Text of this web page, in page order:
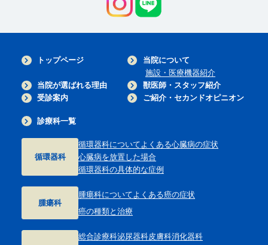
トップページ
当院について
施設・医療機器紹介
当院が選ばれる理由
獣医師・スタッフ紹介
受診案内
ご紹介・セカンドオピニオン
診療科一覧
循環器科
循環器科についてよくある心臓病の症状
心臓病を放置した場合
循環器科の具体的な症例
腫瘍科
腫瘍科についてよくある癌の症状
癌の種類と治療
総合診療科泌尿器科皮膚科消化器科